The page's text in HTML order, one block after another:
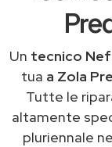
Un tecnico
tua a Zola
Tutte le
altamente
pluriennale